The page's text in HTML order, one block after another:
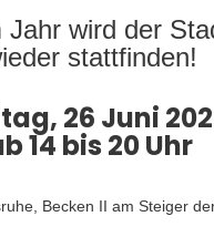
Jahr wird der
stattfinden!
26 Juni
14 bis 20 Uhr
Becken II am Steiger